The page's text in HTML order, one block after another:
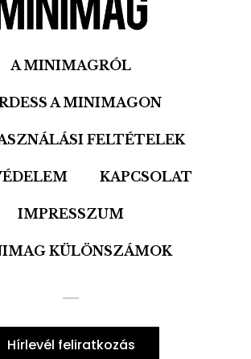
A MINIMAGRÓL
A MINIMAGON
FELTÉTELEK
KAPCSOLAT
IMPRESSZUM
KÜLÖNSZÁMOK
Hírlevél feliratkozás